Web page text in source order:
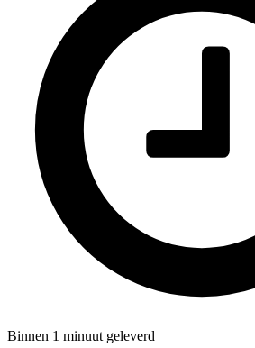
Binnen 1 minuut geleverd